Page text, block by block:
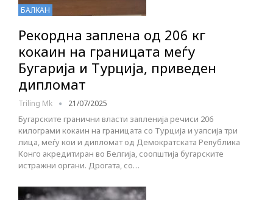
БАЛКАН
Рекорднa запленa од 206 кг
кокаин на границата меѓу
Бугарија и Турција, приведен
дипломат
Triling Mk 21/07/2025
Бугарските гранични власти запленија речиси 206
килограми кокаин на границата со Турција и уапсија три
лица, меѓу кои и дипломат од Демократската Република
Конго акредитиран во Белгија, соопштија бугарските
истражни органи. Дрогата, со…